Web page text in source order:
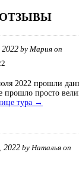
by Мария on
2022 прошли
прошло просто
тура →
2022 by Наталья on